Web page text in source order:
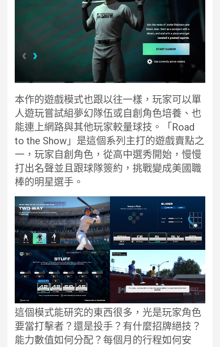
本作的遊戲模式也跟以往一樣，玩家可以單
人遊玩嘗試組夢幻隊伍或自創角色培養、也
能連上網路與其他玩家較量球技。「Road
to the Show」是這個系列主打的遊戲賣點之
一，玩家自創角色，從高中選秀開始，慢慢
打出名聲並且跟球隊簽約，挑戰變成美國職
棒的明星選手。
這個模式能研究的東西很多，光是玩家角色
要當打擊者？還是投手？有什麼招牌絕技？
能力數值如何分配？每個月的行程如何安